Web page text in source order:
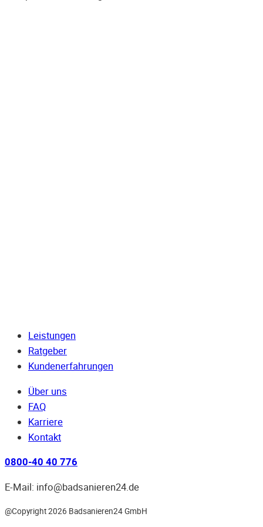
Leistungen
Ratgeber
Kundenerfahrungen
Über uns
FAQ
Karriere
Kontakt
0800-40 40 776
E-Mail: info@badsanieren24.de
@Copyright 2026 Badsanieren24 GmbH